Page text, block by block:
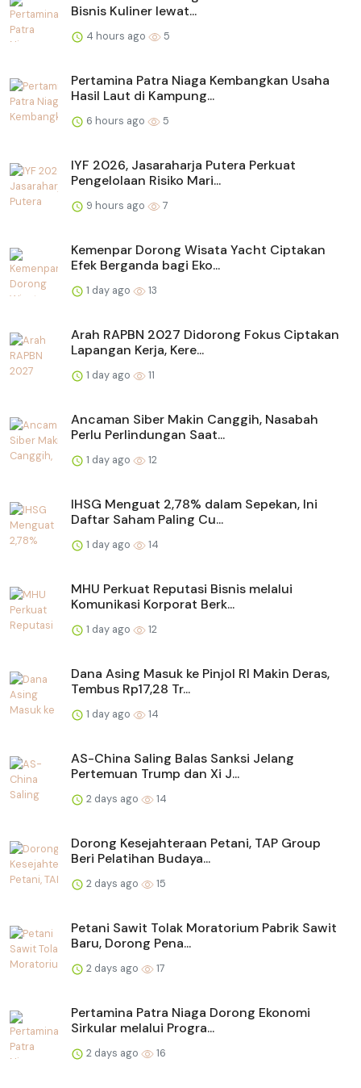
Bisnis Kuliner lewat...
4 hours ago 5
Pertamina Patra Niaga Kembangkan Usaha
Hasil Laut di Kampung...
6 hours ago 5
IYF 2026, Jasaraharja Putera Perkuat
Pengelolaan Risiko Mari...
9 hours ago 7
Kemenpar Dorong Wisata Yacht Ciptakan
Efek Berganda bagi Eko...
1 day ago 13
Arah RAPBN 2027 Didorong Fokus Ciptakan
Lapangan Kerja, Kere...
1 day ago 11
Ancaman Siber Makin Canggih, Nasabah
Perlu Perlindungan Saat...
1 day ago 12
IHSG Menguat 2,78% dalam Sepekan, Ini
Daftar Saham Paling Cu...
1 day ago 14
MHU Perkuat Reputasi Bisnis melalui
Komunikasi Korporat Berk...
1 day ago 12
Dana Asing Masuk ke Pinjol RI Makin Deras,
Tembus Rp17,28 Tr...
1 day ago 14
AS-China Saling Balas Sanksi Jelang
Pertemuan Trump dan Xi J...
2 days ago 14
Dorong Kesejahteraan Petani, TAP Group
Beri Pelatihan Budaya...
2 days ago 15
Petani Sawit Tolak Moratorium Pabrik Sawit
Baru, Dorong Pena...
2 days ago 17
Pertamina Patra Niaga Dorong Ekonomi
Sirkular melalui Progra...
2 days ago 16